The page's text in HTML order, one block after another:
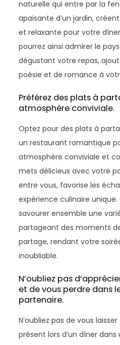
naturelle qui entre par la
apaisante d’un jardin,
et relaxante pour votre
pourrez ainsi admirer le
dégustant votre repas,
poésie et de romance à
Préférez des plats à
atmosphère conviviale.
Optez pour des plats à
un restaurant romantique
atmosphère conviviale et
mets délicieux avec votre
entre vous, favorise les
expérience culinaire
savourer ensemble une
partageant des moments
partage, rendant votre
inoubliable.
N’oubliez pas
et de vous perdre dans
partenaire.
N’oubliez pas de vous
présent lors d’un dîner